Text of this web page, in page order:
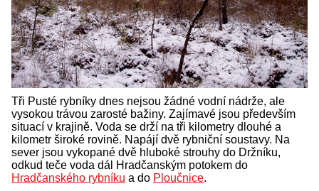
Tři Pusté rybníky dnes nejsou žádné vodní nádrže, ale
vysokou trávou zarosté bažiny. Zajímavé jsou především
situací v krajině. Voda se drží na tři kilometry dlouhé a
kilometr široké rovině. Napájí dvě rybniční soustavy. Na
sever jsou vykopané dvě hluboké strouhy do Držníku,
odkud teče voda dál Hradčanským potokem do
Hradčanského rybníku a do Ploučnice.